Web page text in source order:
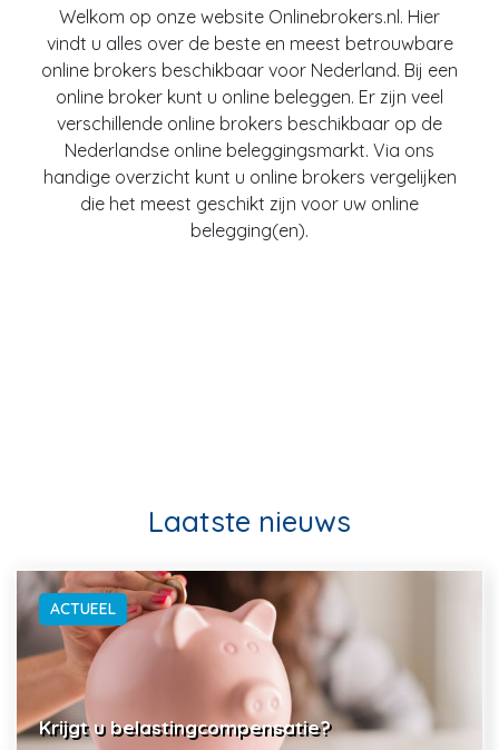
Welkom op onze website Onlinebrokers.nl. Hier
vindt u alles over de beste en meest betrouwbare
online brokers beschikbaar voor Nederland. Bij een
online broker kunt u online beleggen. Er zijn veel
verschillende online brokers beschikbaar op de
Nederlandse online beleggingsmarkt. Via ons
handige overzicht kunt u online brokers vergelijken
die het meest geschikt zijn voor uw online
belegging(en).
Laatste nieuws
ACTUEEL
Krijgt u belastingcompensatie?